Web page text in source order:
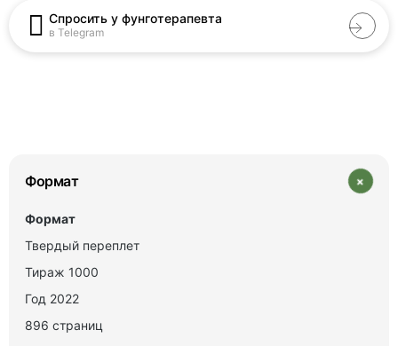
Спросить у фунготерапевта
в Telegram
Формат +
Формат
Твердый переплет
Тираж 1000
Год 2022
896 страниц